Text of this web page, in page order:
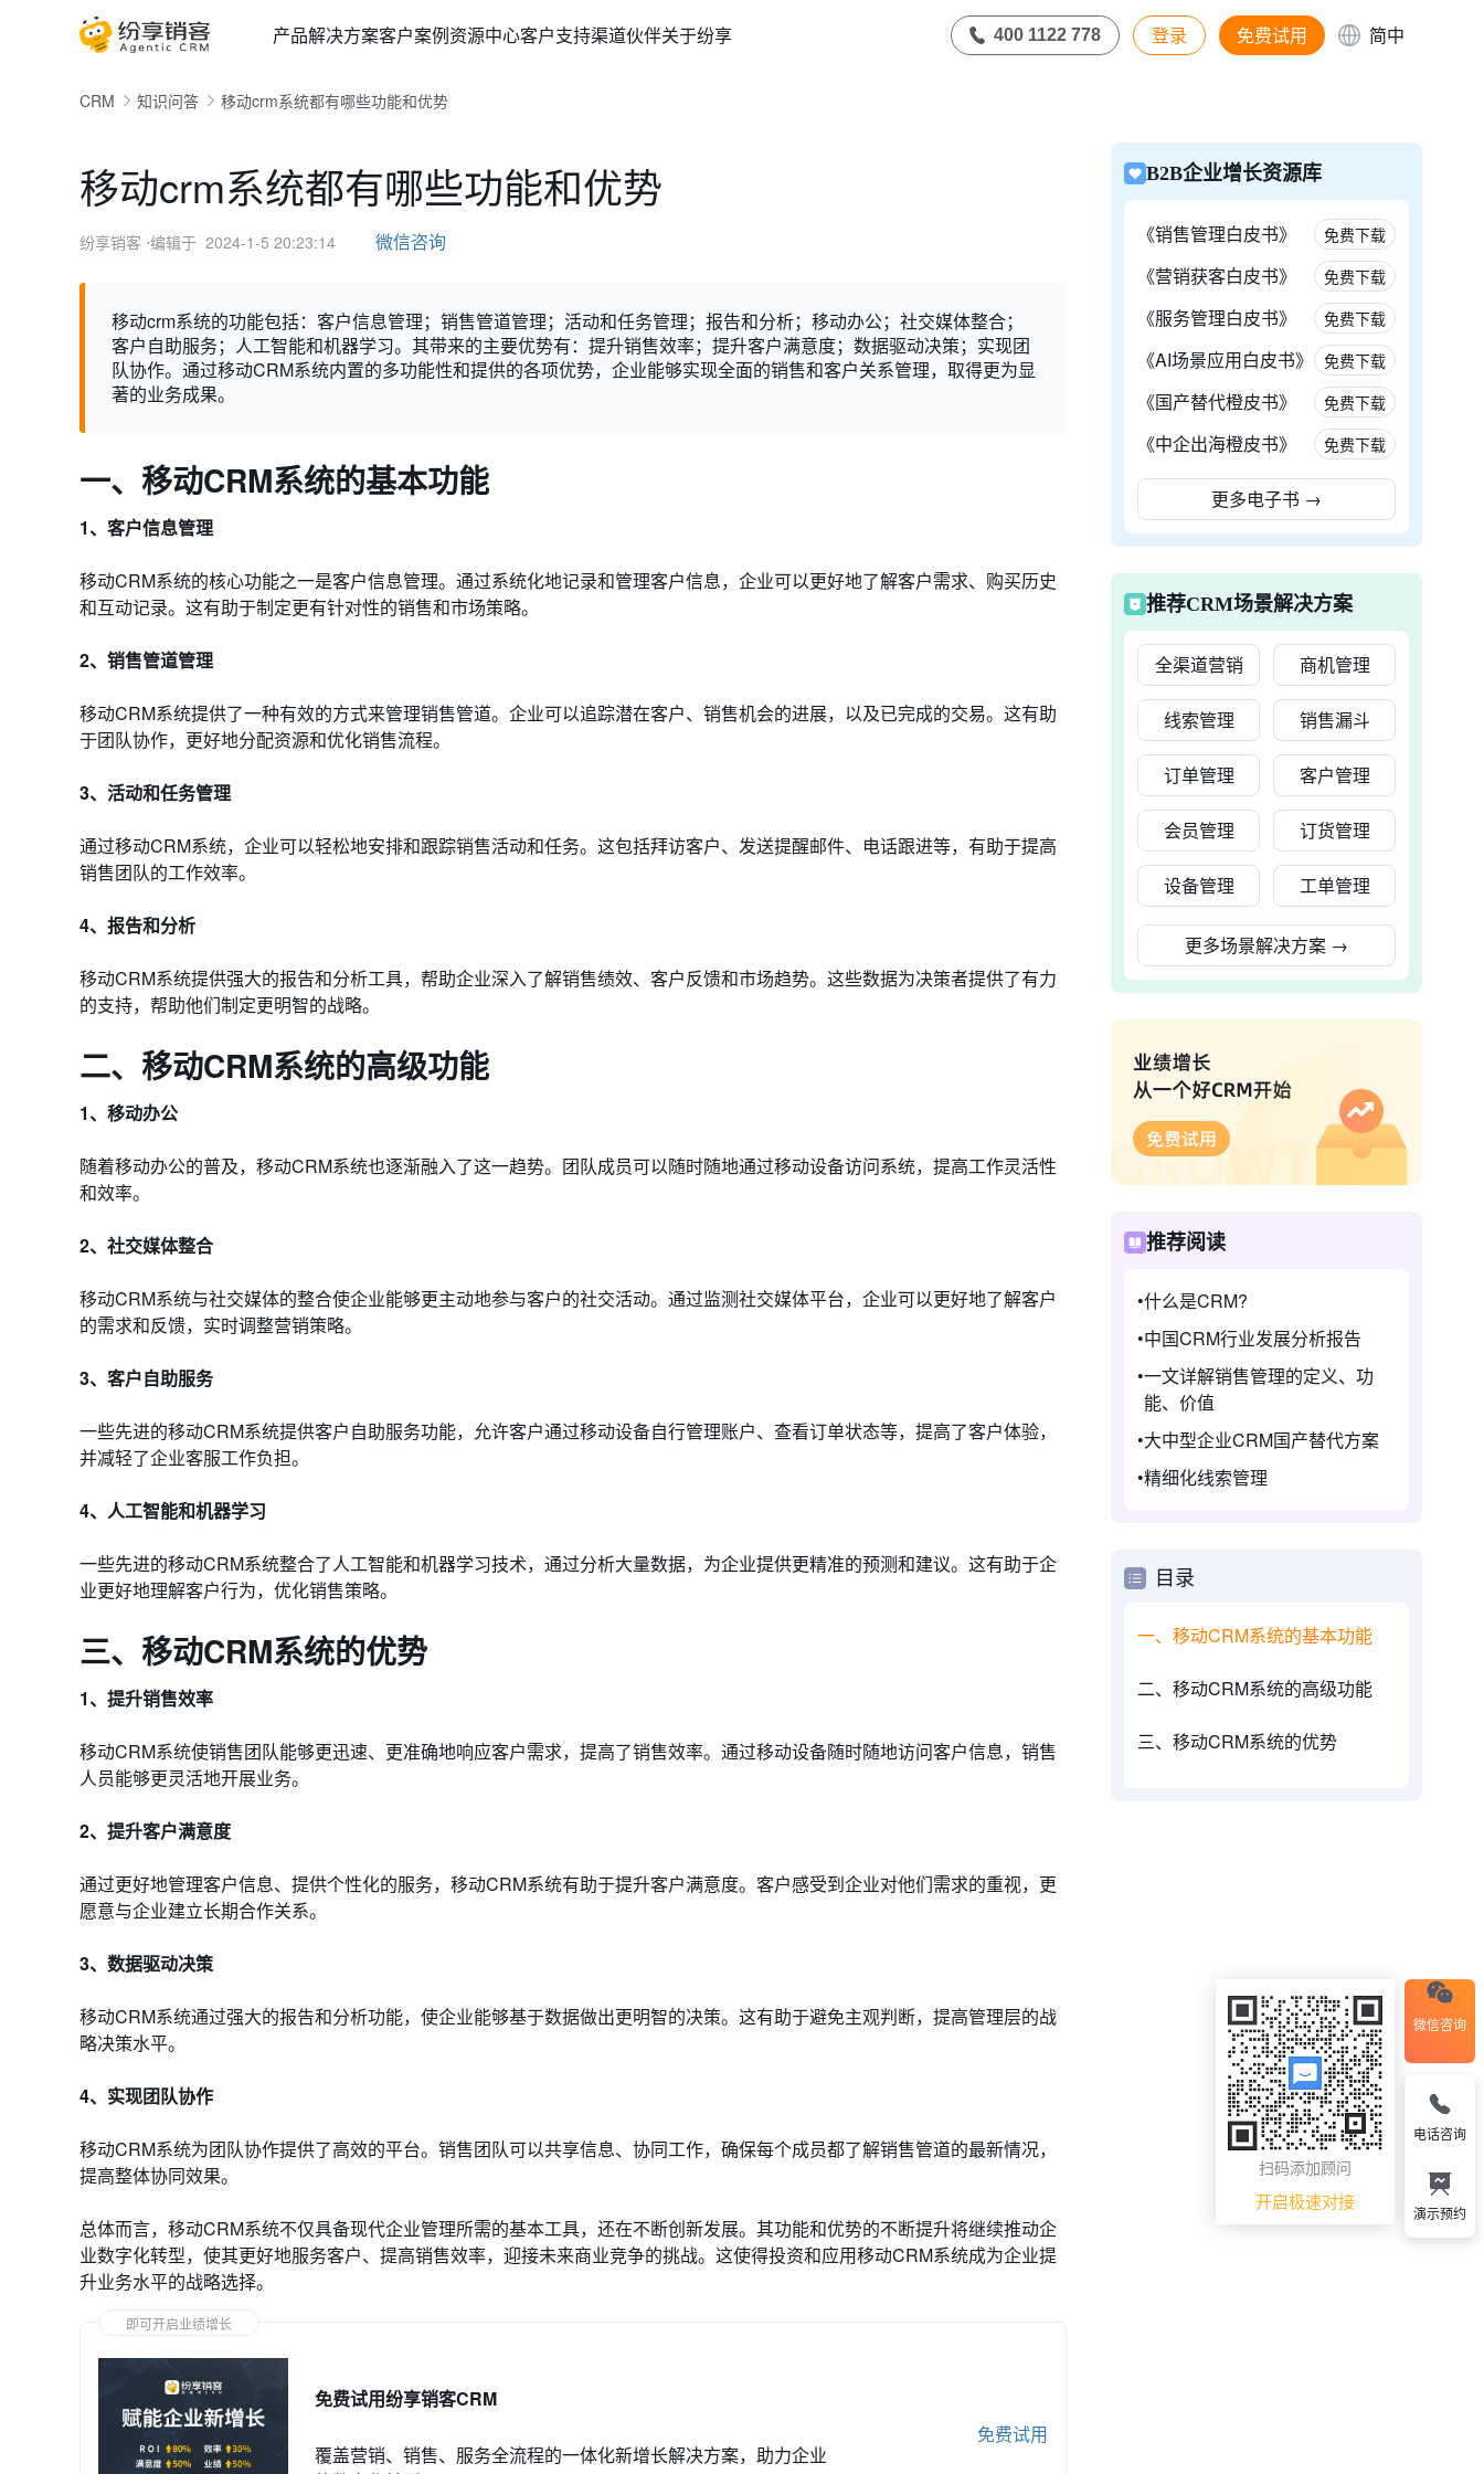
产品解决方案客户案例资源中心客户支持渠道伙伴关于纷享 400 1122 778 登录 免费试用 简中
CRM 知识问答 移动crm系统都有哪些功能和优势
移动crm系统都有哪些功能和优势
纷享销客 ⋅编辑于 2024-1-5 20:23:14 微信咨询
移动crm系统的功能包括：客户信息管理；销售管道管理；活动和任务管理；报告和分析；移动办公；社交媒体整合；
客户自助服务；人工智能和机器学习。其带来的主要优势有：提升销售效率；提升客户满意度；数据驱动决策；实现团
队协作。通过移动CRM系统内置的多功能性和提供的各项优势，企业能够实现全面的销售和客户关系管理，取得更为显
著的业务成果。
一、移动CRM系统的基本功能
1、客户信息管理
移动CRM系统的核心功能之一是客户信息管理。通过系统化地记录和管理客户信息，企业可以更好地了解客户需求、购买历史
和互动记录。这有助于制定更有针对性的销售和市场策略。
2、销售管道管理
移动CRM系统提供了一种有效的方式来管理销售管道。企业可以追踪潜在客户、销售机会的进展，以及已完成的交易。这有助
于团队协作，更好地分配资源和优化销售流程。
3、活动和任务管理
通过移动CRM系统，企业可以轻松地安排和跟踪销售活动和任务。这包括拜访客户、发送提醒邮件、电话跟进等，有助于提高
销售团队的工作效率。
4、报告和分析
移动CRM系统提供强大的报告和分析工具，帮助企业深入了解销售绩效、客户反馈和市场趋势。这些数据为决策者提供了有力
的支持，帮助他们制定更明智的战略。
二、移动CRM系统的高级功能
1、移动办公
随着移动办公的普及，移动CRM系统也逐渐融入了这一趋势。团队成员可以随时随地通过移动设备访问系统，提高工作灵活性
和效率。
2、社交媒体整合
移动CRM系统与社交媒体的整合使企业能够更主动地参与客户的社交活动。通过监测社交媒体平台，企业可以更好地了解客户
的需求和反馈，实时调整营销策略。
3、客户自助服务
一些先进的移动CRM系统提供客户自助服务功能，允许客户通过移动设备自行管理账户、查看订单状态等，提高了客户体验，
并减轻了企业客服工作负担。
4、人工智能和机器学习
一些先进的移动CRM系统整合了人工智能和机器学习技术，通过分析大量数据，为企业提供更精准的预测和建议。这有助于企
业更好地理解客户行为，优化销售策略。
三、移动CRM系统的优势
1、提升销售效率
移动CRM系统使销售团队能够更迅速、更准确地响应客户需求，提高了销售效率。通过移动设备随时随地访问客户信息，销售
人员能够更灵活地开展业务。
2、提升客户满意度
通过更好地管理客户信息、提供个性化的服务，移动CRM系统有助于提升客户满意度。客户感受到企业对他们需求的重视，更
愿意与企业建立长期合作关系。
3、数据驱动决策
移动CRM系统通过强大的报告和分析功能，使企业能够基于数据做出更明智的决策。这有助于避免主观判断，提高管理层的战
略决策水平。
4、实现团队协作
移动CRM系统为团队协作提供了高效的平台。销售团队可以共享信息、协同工作，确保每个成员都了解销售管道的最新情况，
提高整体协同效果。
总体而言，移动CRM系统不仅具备现代企业管理所需的基本工具，还在不断创新发展。其功能和优势的不断提升将继续推动企
业数字化转型，使其更好地服务客户、提高销售效率，迎接未来商业竞争的挑战。这使得投资和应用移动CRM系统成为企业提
升业务水平的战略选择。
即可开启业绩增长
免费试用纷享销客CRM
覆盖营销、销售、服务全流程的一体化新增长解决方案，助力企业
免费试用
B2B企业增长资源库
《销售管理白皮书》 免费下载
《营销获客白皮书》 免费下载
《服务管理白皮书》 免费下载
《AI场景应用白皮书》 免费下载
《国产替代橙皮书》 免费下载
《中企出海橙皮书》 免费下载
更多电子书 →
推荐CRM场景解决方案
全渠道营销 商机管理
线索管理 销售漏斗
订单管理 客户管理
会员管理 订货管理
设备管理 工单管理
更多场景解决方案 →
推荐阅读
什么是CRM?
中国CRM行业发展分析报告
一文详解销售管理的定义、功
能、价值
大中型企业CRM国产替代方案
精细化线索管理
目录
一、移动CRM系统的基本功能
二、移动CRM系统的高级功能
三、移动CRM系统的优势
微信咨询
扫码添加顾问
开启极速对接
电话咨询
演示预约